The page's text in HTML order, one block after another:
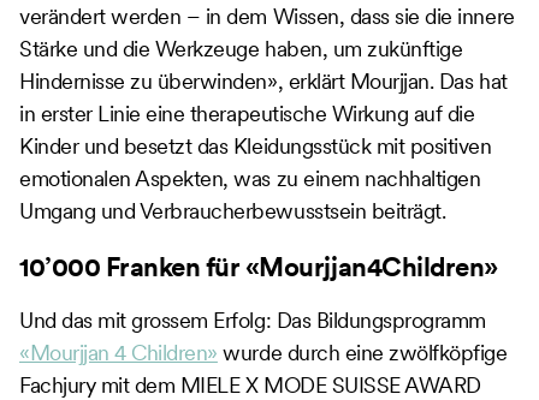
verändert werden – in dem Wissen, dass sie die innere
Stärke und die Werkzeuge haben, um zukünftige
Hindernisse zu überwinden», erklärt Mourjjan. Das hat
in erster Linie eine therapeutische Wirkung auf die
Kinder und besetzt das Kleidungsstück mit positiven
emotionalen Aspekten, was zu einem nachhaltigen
Umgang und Verbraucherbewusstsein beiträgt.
10’000 Franken für «Mourjjan4Children»
Und das mit grossem Erfolg: Das Bildungsprogramm
«Mourjjan 4 Children» wurde durch eine zwölfköpfige
Fachjury mit dem MIELE X MODE SUISSE AWARD